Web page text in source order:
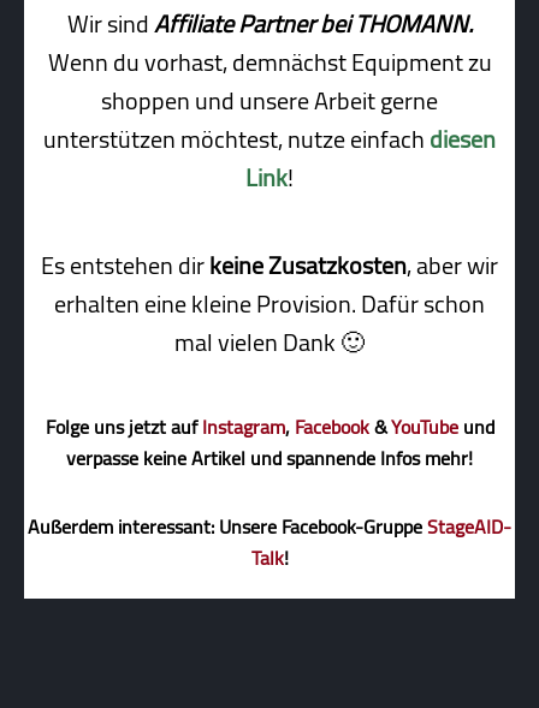
Wir sindAffiliate Partner bei THOMANN.
Wenn du vorhast, demnächst Equipment zu
shoppen und unsere Arbeit gerne
unterstützen möchtest, nutze einfachdiesen
Link!
Es entstehen dirkeine Zusatzkosten, aber wir
erhalten eine kleine Pro­vi­sion. Dafür schon
mal vielen Dank 🙂
Folge uns jetzt aufInstagram,Facebook&YouTubeund
verpasse keine Artikel und spannende Infos mehr!
Außerdem interessant: Unsere Facebook-GruppeStageAID-
Talk!